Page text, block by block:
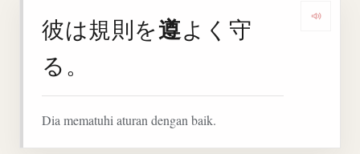
彼は規則を遵よく守
る。
Dia mematuhi aturan dengan baik.